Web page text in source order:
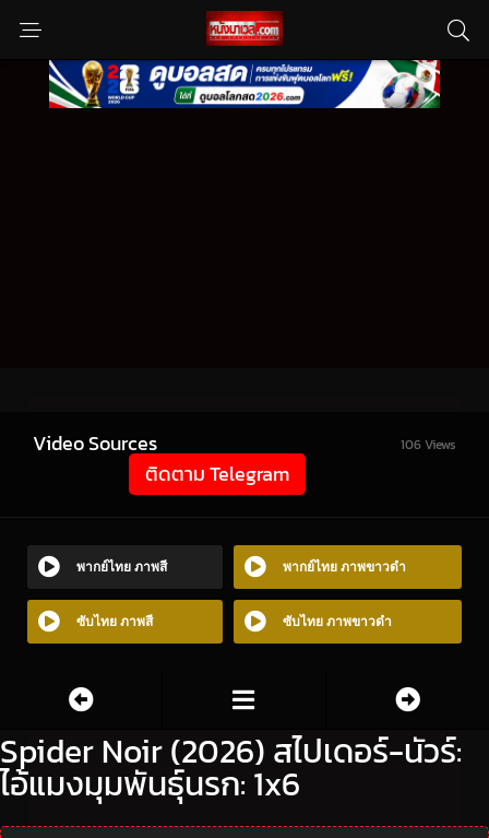
Video Sources 106 Views
ติดตาม Telegram
พากย์ไทย ภาพสี พากย์ไทย ภาพขาวดำ
ซับไทย ภาพสี ซับไทย ภาพขาวดำ
Spider Noir (2026) สไปเดอร์-นัวร์:
ไอ้แมงมุมพันธุ์นรก: 1x6